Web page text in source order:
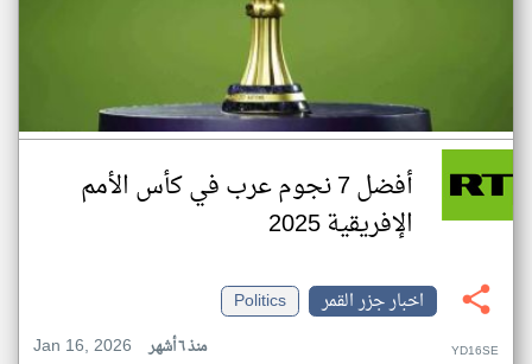
أفضل 7 نجوم عرب في كأس الأمم
الإفريقية 2025
اخبار جزر القمر
Politics
Jan 16, 2026
منذ ٦ أشهر YD16SE